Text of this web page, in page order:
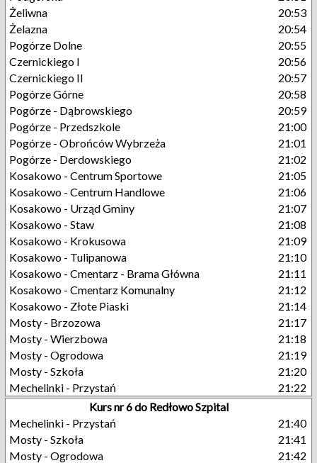
Żeliwna
20:53
Żelazna
20:54
Pogórze Dolne
20:55
Czernickiego I
20:56
Czernickiego II
20:57
Pogórze Górne
20:58
Pogórze - Dąbrowskiego
20:59
Pogórze - Przedszkole
21:00
Pogórze - Obrońców Wybrzeża
21:01
Pogórze - Derdowskiego
21:02
Kosakowo - Centrum Sportowe
21:05
Kosakowo - Centrum Handlowe
21:06
Kosakowo - Urząd Gminy
21:07
Kosakowo - Staw
21:08
Kosakowo - Krokusowa
21:09
Kosakowo - Tulipanowa
21:10
Kosakowo - Cmentarz - Brama Główna
21:11
Kosakowo - Cmentarz Komunalny
21:12
Kosakowo - Złote Piaski
21:14
Mosty - Brzozowa
21:17
Mosty - Wierzbowa
21:18
Mosty - Ogrodowa
21:19
Mosty - Szkoła
21:20
Mechelinki - Przystań
21:22
Kurs nr 6 do Redłowo Szpital
Mechelinki - Przystań
21:40
Mosty - Szkoła
21:41
Mosty - Ogrodowa
21:42